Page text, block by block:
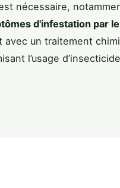
nécessaire,
d'infestation par
un traitement
l’usage